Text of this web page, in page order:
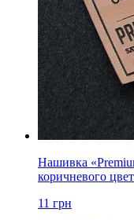
Нашивка
коричневого
11 грн